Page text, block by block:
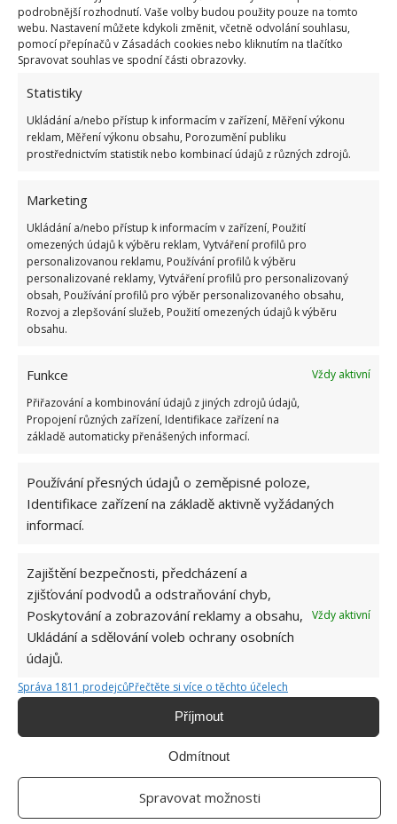
podrobnější rozhodnutí. Vaše volby budou použity pouze na tomto
webu. Nastavení můžete kdykoli změnit, včetně odvolání souhlasu,
pomocí přepínačů v Zásadách cookies nebo kliknutím na tlačítko
Spravovat souhlas ve spodní části obrazovky.
Statistiky
Ukládání a/nebo přístup k informacím v zařízení, Měření výkonu
reklam, Měření výkonu obsahu, Porozumění publiku
prostřednictvím statistik nebo kombinací údajů z různých zdrojů.
Marketing
Ukládání a/nebo přístup k informacím v zařízení, Použití
omezených údajů k výběru reklam, Vytváření profilů pro
personalizovanou reklamu, Používání profilů k výběru
personalizované reklamy, Vytváření profilů pro personalizovaný
obsah, Používání profilů pro výběr personalizovaného obsahu,
Rozvoj a zlepšování služeb, Použití omezených údajů k výběru
obsahu.
Funkce
Vždy aktivní
Přiřazování a kombinování údajů z jiných zdrojů údajů,
Propojení různých zařízení, Identifikace zařízení na
základě automaticky přenášených informací.
Používání přesných údajů o zeměpisné poloze,
Identifikace zařízení na základě aktivně vyžádaných
informací.
Zajištění bezpečnosti, předcházení a
zjišťování podvodů a odstraňování chyb,
Poskytování a zobrazování reklamy a obsahu,
Ukládání a sdělování voleb ochrany osobních
údajů.
Vždy aktivní
Správa 1811 prodejcůPřečtěte si více o těchto účelech
Příjmout
Odmítnout
Spravovat možnosti
TROUBA
KOMENTOVAT
Absolvent České zemědělské
univerzity, který je již od malička
velkým kutilem. V podstatě vše, co je
možné najít v j...
[Více o autorovi]
Spojenec pro likvidaci mastnoty v troubě. Ve